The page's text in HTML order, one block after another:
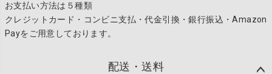
お支払い方法は５種類
クレジットカード・コンビニ支払・代金引換・銀行振込・Amazon
Payをご用意しております。
配送・送料